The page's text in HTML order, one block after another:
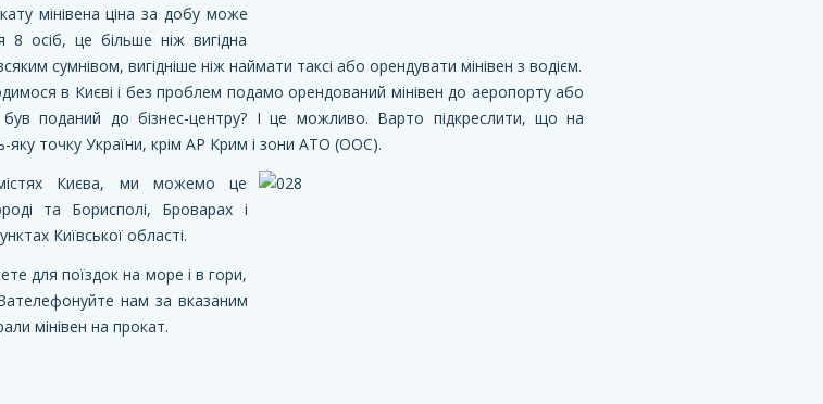
мінівена ціна за добу може
осіб, це більше ніж вигідна
сумнівом, вигідніше ніж наймати таксі або орендувати мінівен з водієм.
в Києві і без проблем подамо орендований мінівен до аеропорту або
поданий до бізнес-центру? І це можливо. Варто підкреслити, що на
яку точку України, крім АР Крим і зони АТО (ООС).
Києва, ми можемо це
та Борисполі, Броварах і
Київської області.
для поїздок на море і в гори,
нам за вказаним
мінівен на прокат.